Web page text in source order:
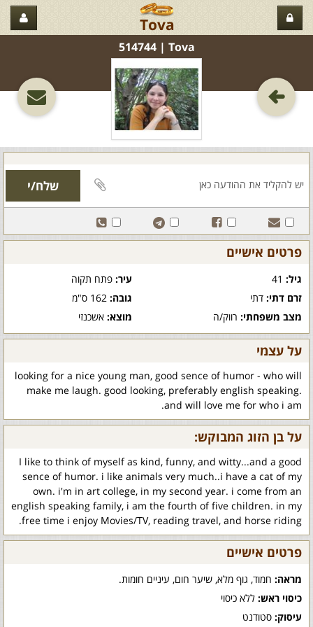
Tova
Tova‏ | 514744
פרטים אישיים
גיל: עיר:פתח תקוה
זרם דתי: דתי גובה:162 ס"מ
מצב משפחתי: רווק/ה מוצא:אשכנזי
על עצמי
looking for a nice young man, good sence of humor - who will
make me laugh. good looking, preferably english speaking.
and will love me for who i am.
על בן הזוג המבוקש:
I like to think of myself as kind, funny, and witty...and a good
sence of humor. i like animals very much..i have a cat of my
own. i'm in art college, in my second year. i come from an
english speaking family, i am the fourth of five children. in my
free time i enjoy Movies/TV, reading travel, and horse riding.
פרטים אישיים
מראה: חמוד, גוף מלא, שיער חום, עיניים חומות.
כיסוי ראש: ללא כיסוי
עיסוק: סטודנט